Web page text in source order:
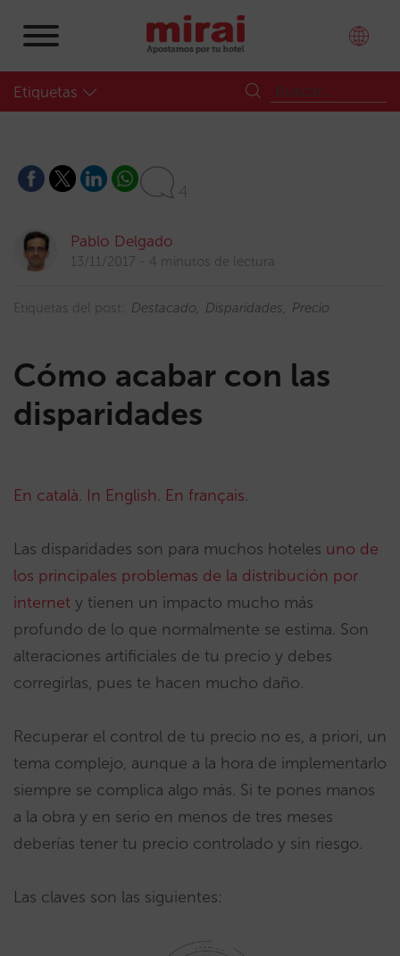
Etiquetas
4
Pablo Delgado
13/11/2017 4 minutos de lectura
Etiquetas del post: Destacado Disparidades Precio
Cómo acabar con las
disparidades
En català. In English. En français.
Las disparidades son para muchos hoteles uno de
los principales problemas de la distribución por
internet y tienen un impacto mucho más
profundo de lo que normalmente se estima. Son
alteraciones artificiales de tu precio y debes
corregirlas, pues te hacen mucho daño.
Recuperar el control de tu precio no es, a priori, un
tema complejo, aunque a la hora de implementarlo
siempre se complica algo más. Si te pones manos
a la obra y en serio en menos de tres meses
deberías tener tu precio controlado y sin riesgo.
Las claves son las siguientes: